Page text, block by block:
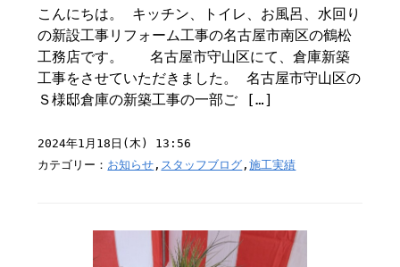
こんにちは。 キッチン、トイレ、お風呂、水回り
の新設工事リフォーム工事の名古屋市南区の鶴松
工務店です。 名古屋市守山区にて、倉庫新築
工事をさせていただきました。 名古屋市守山区の
Ｓ様邸倉庫の新築工事の一部ご […]
2024年1月18日(木) 13:56
カテゴリー： お知らせ , スタッフブログ ,施工実績